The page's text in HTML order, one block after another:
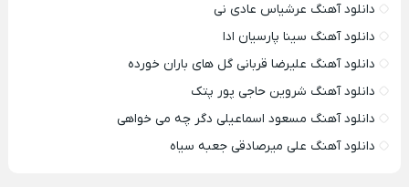
دانلود آهنگ عرشیاس عادی نی
دانلود آهنگ سینا پارسیان ادا
دانلود آهنگ علیرضا قربانی گل های باران خورده
دانلود آهنگ شروین حاجی پور پتک
دانلود آهنگ مسعود اسماعیلی دگر چه می خواهی
دانلود آهنگ علی میرصادقی جعبه سیاه